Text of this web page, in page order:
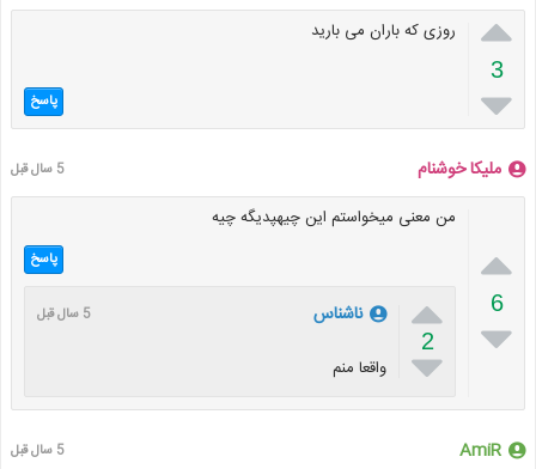

3

روزی که باران می بارید
پاسخ
ملیکا خوشنام 5 سال قبل

6

من معنی میخواستم این چیهپدیگه چیه
پاسخ

2

ناشناس 5 سال قبل
واقعا منم
AmiR 5 سال قبل